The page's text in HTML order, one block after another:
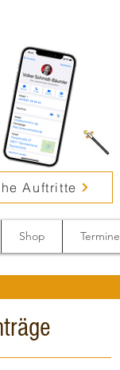
Auftritte
Shop Termine